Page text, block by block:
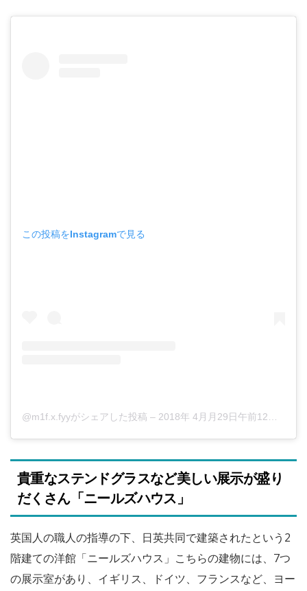
この投稿をInstagramで見る
@m1f.x.fyyがシェアした投稿 – 2018年 4月月29日午前12時52分PDT
貴重なステンドグラスなど美しい展示が盛り
だくさん「ニールズハウス」
英国人の職人の指導の下、日英共同で建築されたという2
階建ての洋館「ニールズハウス」こちらの建物には、7つ
の展示室があり、イギリス、ドイツ、フランスなど、ヨー